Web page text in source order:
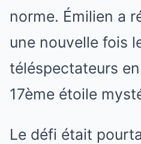
norme. Émilien a
une nouvelle fois
téléspectateurs
17ème étoile
Le défi était